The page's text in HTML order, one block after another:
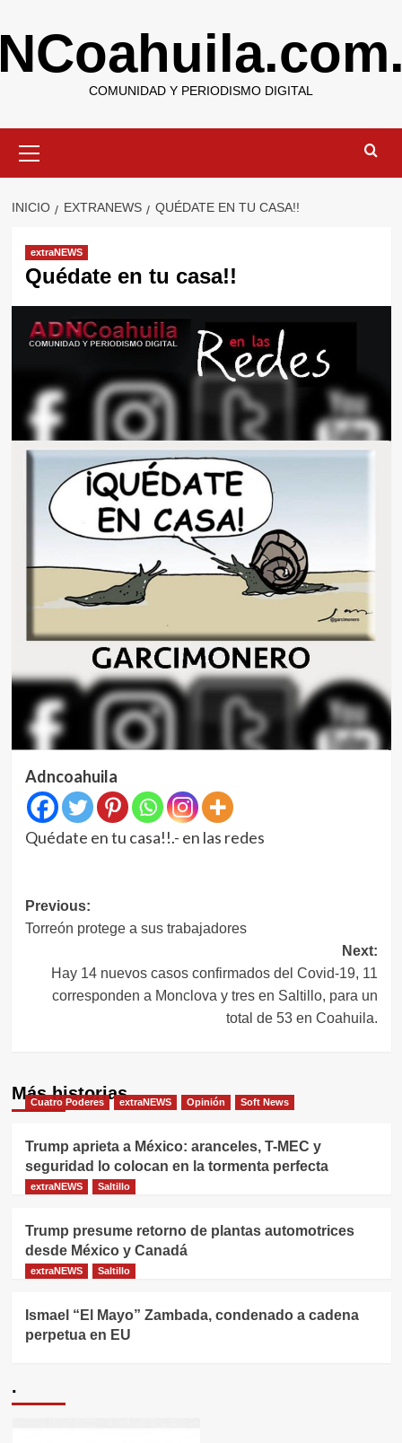
al
contenido
COMUNIDAD Y PERIODISMO DIGITAL
primario
INICIO EXTRANEWS QUÉDATE EN TU CASA!!
extraNEWS
Quédate en tu casa!!
Adncoahuila
Quédate en tu casa!!.- en las redes
Navegación
de
entradas
Previous:
Torreón protege a sus trabajadores
Next:
Hay 14 nuevos casos confirmados del Covid-19, 11
corresponden a Monclova y tres en Saltillo, para un
total de 53 en Coahuila.
Más historias
Cuatro Poderes extraNEWS Opinión Soft News
Trump aprieta a México: aranceles, T-MEC y
seguridad lo colocan en la tormenta perfecta
extraNEWS Saltillo
Trump presume retorno de plantas automotrices
desde México y Canadá
extraNEWS Saltillo
Ismael “El Mayo” Zambada, condenado a cadena
perpetua en EU
.